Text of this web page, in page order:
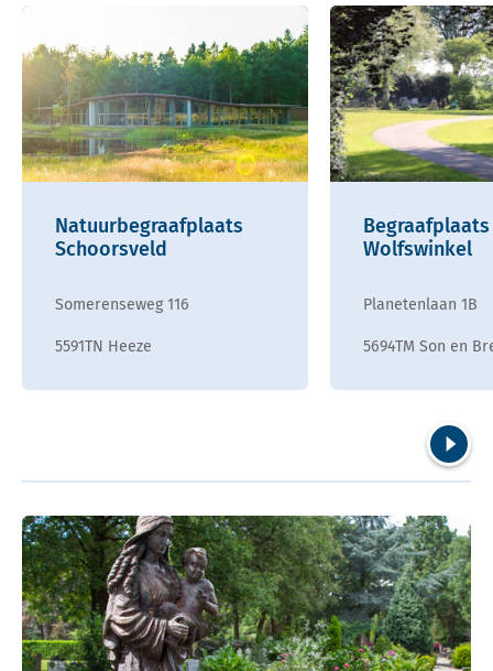
Natuurbegraafplaats
Schoorsveld
Somerenseweg 116
5591TN Heeze
Begraafplaats
Wolfswinkel
Planetenlaan 1B
5694TM Son en